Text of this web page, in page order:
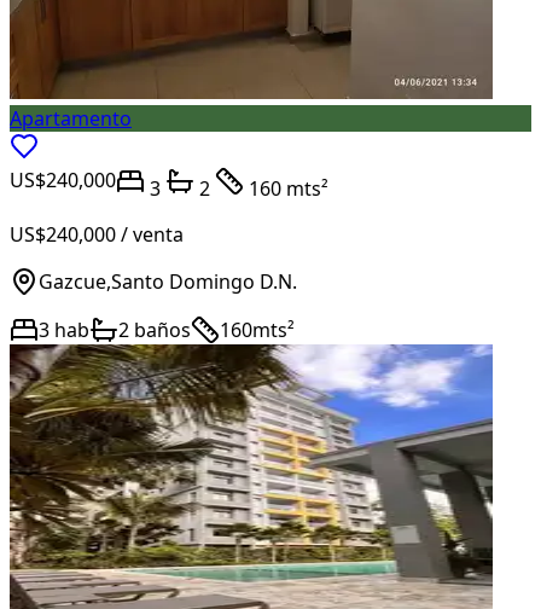
Apartamento
US$240,000 3 2
160 mts²
US$240,000/ venta
Gazcue,Santo Domingo D.N.
3 hab 2 baños 160mts²